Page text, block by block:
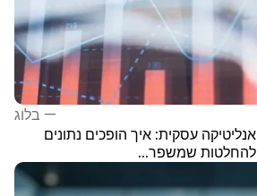
— בלוג
אנליטיקה עסקית: איך הופכים נתונים
להחלטות שמשפר...